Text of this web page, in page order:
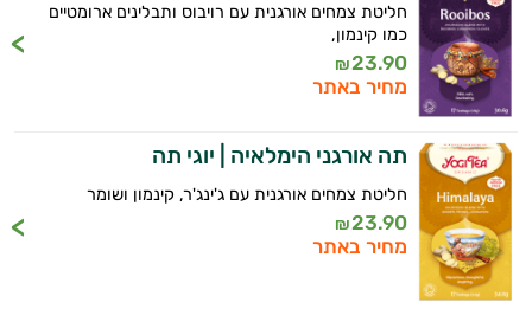
חליטת צמחים אורגנית עם רויבוס ותבלינים ארומטיים
כמו קינמון,
23.90
₪
מחיר באתר
תה אורגני הימלאיה | יוגי תה
חליטת צמחים אורגנית עם ג'ינג'ר, קינמון ושומר
23.90
₪
מחיר באתר